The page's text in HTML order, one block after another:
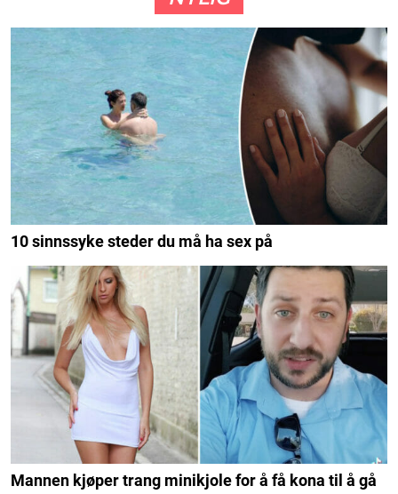
10 sinnssyke steder du må ha sex på
Mannen kjøper trang minikjole for å få kona til å gå